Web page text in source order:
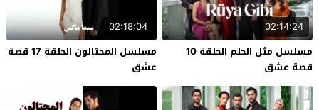
02:14:24
مسلسل مثل الحلم الحلقة 10
قصة عشق
02:18:04
مسلسل المحتالون الحلقة 17 قصة
عشق